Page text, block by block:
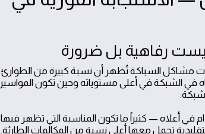
رفاهية بل ضرورة
مشاكل السباكة تُظهر أن نسبة كبيرة من الطوارئ
في الشبكة في أعلى مستوياته وحين تكون المواسير
في أعلاه — كثيراً ما تكون المناسبة التي تظهر فيها
تحمل معها أعلى نسبة من المكالمات الطارئة.